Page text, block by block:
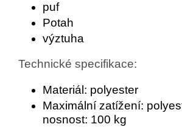
puf
Potah
výztuha
Technické specifikace:
Materiál: polyester
Maximální zatížení:
nosnost: 100 kg